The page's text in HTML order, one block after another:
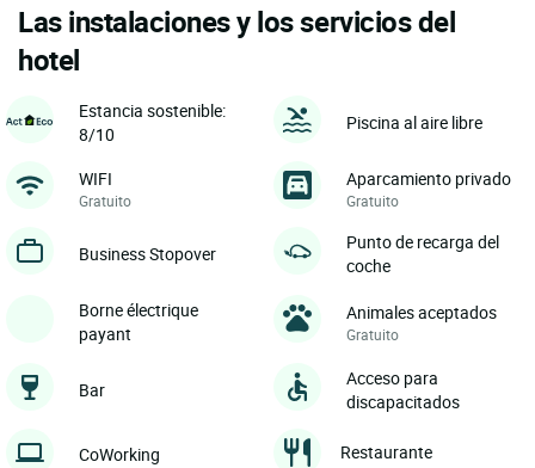
Las instalaciones y los servicios del
hotel
Estancia sostenible:
8/10
Piscina al aire libre
WIFI
Gratuito
Aparcamiento privado
Gratuito
Business Stopover
Punto de recarga del
coche
Borne électrique
payant
Animales aceptados
Gratuito
Bar
Acceso para
discapacitados
CoWorking Restaurante